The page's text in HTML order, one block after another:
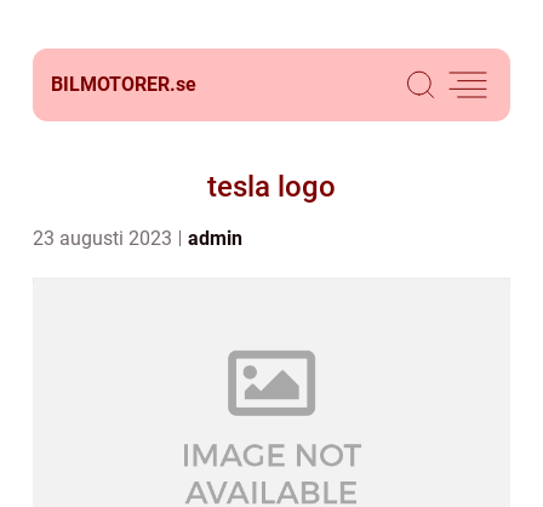
BILMOTORER.se
tesla logo
23 augusti 2023 admin